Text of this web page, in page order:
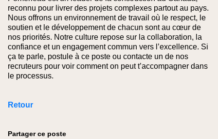
reconnu pour livrer des projets complexes partout au pays.
Nous offrons un environnement de travail où le respect, le
soutien et le développement de chacun sont au cœur de
nos priorités. Notre culture repose sur la collaboration, la
confiance et un engagement commun vers l’excellence. Si
ça te parle, postule à ce poste ou contacte un de nos
recruteurs pour voir comment on peut t’accompagner dans
le processus.
Retour
Partager ce poste